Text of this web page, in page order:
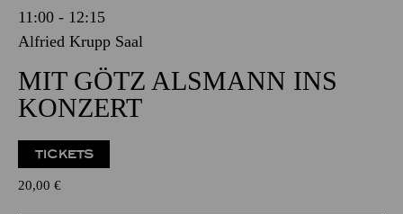
11:00 - 12:15
Alfried Krupp Saal
MIT GÖTZ ALSMANN INS
KONZERT
TICKETS
20,00 €